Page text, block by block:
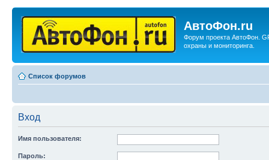
АвтоФон.ru
Форум проекта АвтоФон.
охраны и мониторинга.
Список форумов
Вход
Имя пользователя:
Пароль: